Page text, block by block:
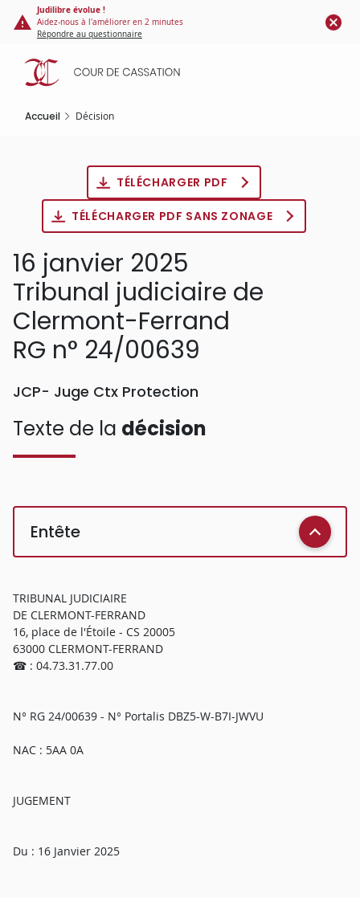
Panneau de gestion des cookies
contenu
principal
Judilibre évolue !
Aidez-nous à l'améliorer en 2 minutes
Répondre au questionnaire
Accueil Décision
TÉLÉCHARGER PDF
TÉLÉCHARGER PDF SANS ZONAGE
16 janvier 2025
Tribunal judiciaire de
Clermont-Ferrand
RG n° 24/00639
JCP- Juge Ctx Protection
Texte de la décision
Entête
TRIBUNAL JUDICIAIRE
DE CLERMONT-FERRAND
16, place de l'Étoile - CS 20005
63000 CLERMONT-FERRAND
☎ : 04.73.31.77.00
N° RG 24/00639 - N° Portalis DBZ5-W-B7I-JWVU
NAC : 5AA 0A
JUGEMENT
Du : 16 Janvier 2025